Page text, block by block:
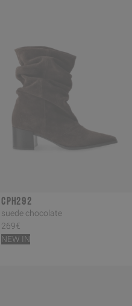
CPH292
suede chocolate
269€
NEW IN